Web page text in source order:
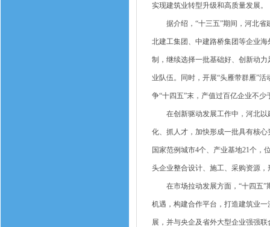
实现建筑业转型升级和高质量发展。
据介绍，“十三五”期间，河北省
北建工集团、中建路桥集团等企业
制，继续选择一批基础好、创新动
业队伍。同时，开展“头雁带群雁”
争“十四五”末，产值过百亿企业不
在创新驱动发展工作中，河北以
化、抓人才，加快形成一批具有核
国家范例城市4个、产业基地21个，
头企业整合设计、施工、采购资源
在市场拉动发展方面，“十四五”
机遇，构建合作平台，打造建筑业
展，并与央企及省外大型企业强强